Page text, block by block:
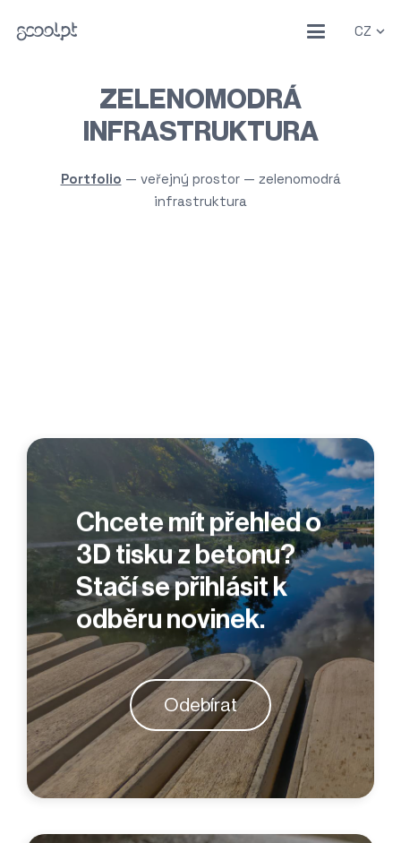
CZ
ZELENOMODRÁ
INFRASTRUKTURA
Portfolio — veřejný prostor— zelenomodrá
infrastruktura
Nášlapy na Slunečním ostrově v Českých
Chcete mít přehled o
3D tisku z betonu?
Stačí se přihlásit k
odběru novinek.
Odebírat